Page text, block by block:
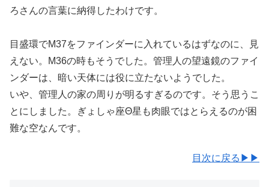
ろさんの言葉に納得したわけです。
目盛環でM37をファインダーに入れているはずなのに、見
えない。M36の時もそうでした。管理人の望遠鏡のファイ
ンダーは、暗い天体には役に立たないようでした。
いや、管理人の家の周りが明るすぎるのです。そう思うこ
とにしました。ぎょしゃ座Θ星も肉眼ではとらえるのが困
難な空なんです。
目次に戻る▶▶